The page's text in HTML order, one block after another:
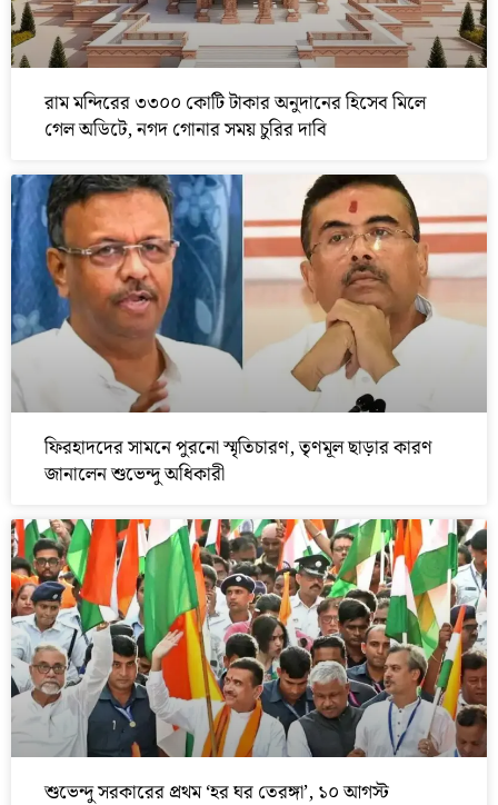
রাম মন্দিরের ৩৩০০ কোটি টাকার অনুদানের হিসেব মিলে
গেল অডিটে, নগদ গোনার সময় চুরির দাবি
ফিরহাদদের সামনে পুরনো স্মৃতিচারণ, তৃণমূল ছাড়ার কারণ
জানালেন শুভেন্দু অধিকারী
শুভেন্দু সরকারের প্রথম ‘হর ঘর তেরঙ্গা’, ১০ আগস্ট